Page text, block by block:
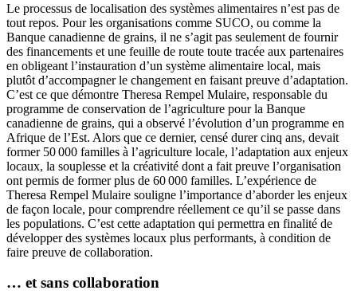
Le processus de localisation des systèmes alimentaires n’est pas de
tout repos. Pour les organisations comme SUCO, ou comme la
Banque canadienne de grains, il ne s’agit pas seulement de fournir
des financements et une feuille de route toute tracée aux partenaires
en obligeant l’instauration d’un système alimentaire local, mais
plutôt d’accompagner le changement en faisant preuve d’adaptation.
C’est ce que démontre Theresa Rempel Mulaire, responsable du
programme de conservation de l’agriculture pour la Banque
canadienne de grains, qui a observé l’évolution d’un programme en
Afrique de l’Est. Alors que ce dernier, censé durer cinq ans, devait
former 50 000 familles à l’agriculture locale, l’adaptation aux enjeux
locaux, la souplesse et la créativité dont a fait preuve l’organisation
ont permis de former plus de 60 000 familles. L’expérience de
Theresa Rempel Mulaire souligne l’importance d’aborder les enjeux
de façon locale, pour comprendre réellement ce qu’il se passe dans
les populations. C’est cette adaptation qui permettra en finalité de
développer des systèmes locaux plus performants, à condition de
faire preuve de collaboration.
… et sans collaboration